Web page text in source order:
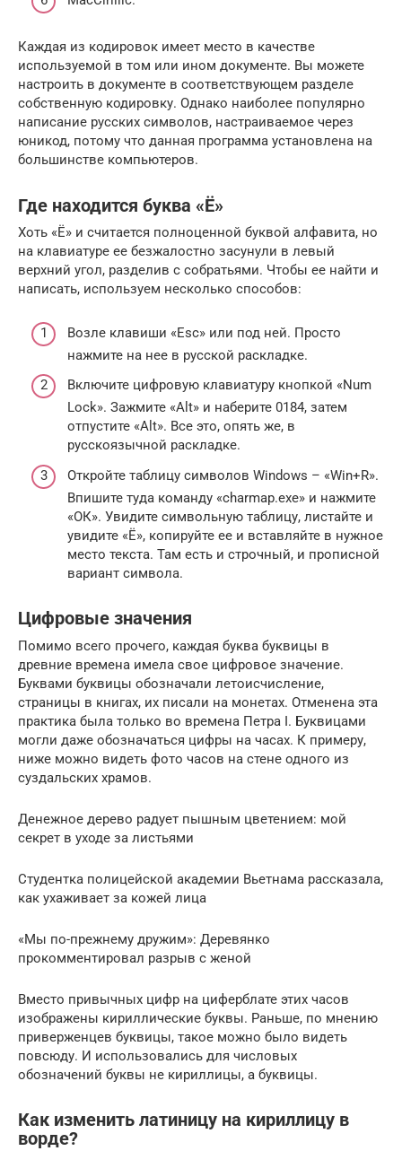
Каждая из кодировок имеет место в качестве
используемой в том или ином документе. Вы можете
настроить в документе в соответствующем разделе
собственную кодировку. Однако наиболее популярно
написание русских символов, настраиваемое через
юникод, потому что данная программа установлена на
большинстве компьютеров.
Где находится буква «Ё»
Хоть «Ё» и считается полноценной буквой алфавита, но
на клавиатуре ее безжалостно засунули в левый
верхний угол, разделив с собратьями. Чтобы ее найти и
написать, используем несколько способов:
Возле клавиши «Esc» или под ней. Просто
нажмите на нее в русской раскладке.
Включите цифровую клавиатуру кнопкой «Num
Lock». Зажмите «Alt» и наберите 0184, затем
отпустите «Alt». Все это, опять же, в
русскоязычной раскладке.
Откройте таблицу символов Windows – «Win+R».
Впишите туда команду «charmap.exe» и нажмите
«ОК». Увидите символьную таблицу, листайте и
увидите «Ё», копируйте ее и вставляйте в нужное
место текста. Там есть и строчный, и прописной
вариант символа.
Цифровые значения
Помимо всего прочего, каждая буква буквицы в
древние времена имела свое цифровое значение.
Буквами буквицы обозначали летоисчисление,
страницы в книгах, их писали на монетах. Отменена эта
практика была только во времена Петра I. Буквицами
могли даже обозначаться цифры на часах. К примеру,
ниже можно видеть фото часов на стене одного из
суздальских храмов.
Денежное дерево радует пышным цветением: мой
секрет в уходе за листьями
Студентка полицейской академии Вьетнама рассказала,
как ухаживает за кожей лица
«Мы по-прежнему дружим»: Деревянко
прокомментировал разрыв с женой
Вместо привычных цифр на циферблате этих часов
изображены кириллические буквы. Раньше, по мнению
приверженцев буквицы, такое можно было видеть
повсюду. И использовались для числовых
обозначений буквы не кириллицы, а буквицы.
Как изменить латиницу на кириллицу в
ворде?